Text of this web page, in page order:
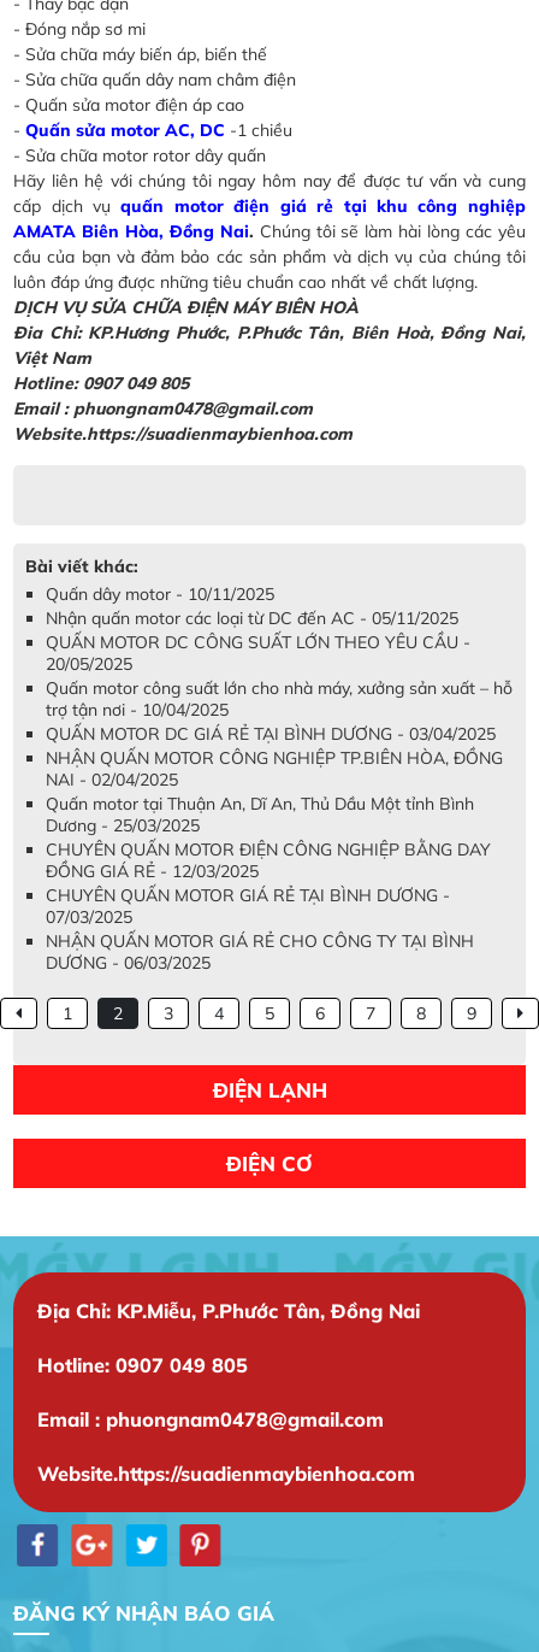
- Đóng nắp sơ mi
- Sửa chữa máy biến áp, biến thế
- Sửa chữa quấn dây nam châm điện
- Quấn sửa motor điện áp cao
-Quấn sửa motor AC, DC -1 chiều
- Sửa chữa motor rotor dây quấn
Hãy liên hệ với chúng tôi ngay hôm nay để được tư vấn và cung
cấp dịch vụ quấn motor điện giá rẻ tại khu công nghiệp
AMATA Biên Hòa, Đồng Nai. Chúng tôi sẽ làm hài lòng các yêu
cầu của bạn và đảm bảo các sản phẩm và dịch vụ của chúng tôi
luôn đáp ứng được những tiêu chuẩn cao nhất về chất lượng.
DỊCH VỤ SỬA CHỮA ĐIỆN MÁY BIÊN HOÀ
Đia Chỉ: KP.Hương Phước, P.Phước Tân, Biên Hoà, Đồng Nai,
Việt Nam
Hotline: 0907 049 805
Email : phuongnam0478@gmail.com
Website.https://suadienmaybienhoa.com
Bài viết khác:
Quấn dây motor - 10/11/2025
Nhận quấn motor các loại từ DC đến AC - 05/11/2025
QUẤN MOTOR DC CÔNG SUẤT LỚN THEO YÊU CẦU -
20/05/2025
Quấn motor công suất lớn cho nhà máy, xưởng sản xuất – hỗ
trợ tận nơi - 10/04/2025
QUẤN MOTOR DC GIÁ RẺ TẠI BÌNH DƯƠNG - 03/04/2025
NHẬN QUẤN MOTOR CÔNG NGHIỆP TP.BIÊN HÒA, ĐỒNG
NAI - 02/04/2025
Quấn motor tại Thuận An, Dĩ An, Thủ Dầu Một tỉnh Bình
Dương - 25/03/2025
CHUYÊN QUẤN MOTOR ĐIỆN CÔNG NGHIỆP BẰNG DAY
ĐỒNG GIÁ RẺ - 12/03/2025
CHUYÊN QUẤN MOTOR GIÁ RẺ TẠI BÌNH DƯƠNG -
07/03/2025
NHẬN QUẤN MOTOR GIÁ RẺ CHO CÔNG TY TẠI BÌNH
DƯƠNG - 06/03/2025
1 2 3 4 5 6 7 8 9
ĐIỆN LẠNH
ĐIỆN CƠ
Địa Chỉ: KP.Miễu, P.Phước Tân, Đồng Nai
Hotline: 0907 049 805
Email : phuongnam0478@gmail.com
Website.https://suadienmaybienhoa.com
ĐĂNG KÝ NHẬN BÁO GIÁ